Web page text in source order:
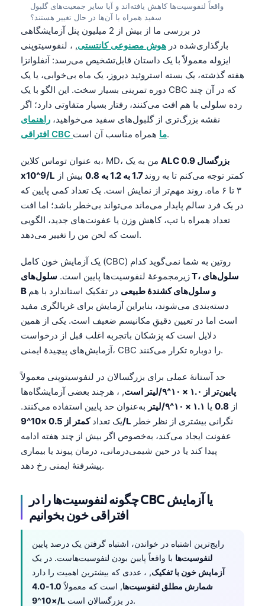
واقعاً لنفوسیت‌ها کاهش یافته‌اند و آیا سایر جمعیت‌های گلبول
سفید همراه با آن‌ها در حال تغییر هستند؟
در بررسی ما از بیش از 2 میلیون پنل آزمایشگاهی
بارگذاری‌شده در هوش مصنوعی کانتستی, ، لنفوسیتوپنی
ایزوله معمولاً با یک داستان قابل‌تشخیص می‌رسد: آنفلوانزا
هفته گذشته، یک بسته استروئید دیروز، یک ماه بی‌خوابی، یا یک
دوره تمرینی بسیار سخت. این الگو با یک CBC که در آن چند
رده سلولی با هم افت می‌کنند، رفتار بسیار متفاوتی دارد؛ اگر
نقشه بزرگ‌تری از گلبول‌های سفید می‌خواهید، راهنمای
افتراقی CBC ماهمراه مناسب آن است.
ALC بزرگسال 0.9
x10^9/L
کمتر توجه می‌کنم تا به روند1.7 به 1.2 به 0.8
بیش از
۳ تا ۶ ماه. روند مهم‌تر از نمایش است. یک تعداد کمی پایین که
در یک فرد سالم پایدار می‌ماند می‌تواند بی‌خطر باشد؛ اما افت
تعداد همراه با تب، کاهش وزن یا عفونت‌های جدید، الگویی
است که لحن من را تغییر می‌دهد.
یک آزمایش خون کامل (CBC) روتین به شما نمی‌گوید کدام
زیرمجموعهٔ لنفوسیت‌ها پایین است. سلول‌های T، سلول‌های
B و سلول‌های کشندهٔ طبیعی در تفکیک استاندارد با هم
دسته‌بندی می‌شوند، بنابراین آزمایش برای غربالگری مفید
است اما در تعیین دقیقِ مکانیسم ضعیف است. یکی از همین
دلایل است که پزشکان باتجربه اغلب قبل از درخواست
آزمایش‌های پیچیدهٔ ایمنی، CBC را دوباره تکرار می‌کنند.
حد آستانهٔ عملی برای بزرگسالان در لنفوسیتوپنی معمولاً
پایین‌تر از ۱.۰ × ۱۰^۹/لیتر است
, ، هرچند بعضی آزمایشگاه‌ها
از 0.8 یا ۱.۱ × ۱۰^۹/لیتر
به‌عنوان حد پایین استفاده می‌کنند.
یک تعدادکمتر از 0.5 ×10^9/L
عفونت ایجاد می‌کند، به‌خصوص اگر بیش از چند هفته ادامه
پیدا کند یا در حین شیمی‌درمانی، درمان پیوند یا بیماری
پیشرفتهٔ ایمنی رخ دهد.
چگونه لنفوسیت‌ها را در CBC یا آزمایش
افتراقی خون بخوانیم
رایج‌ترین اشتباه در خواندن، اشتباه گرفتن یک درصد پایین
لنفوسیت‌ها با واقعاً پایین بودن لنفوسیت‌هاست. در یک
آزمایش خون با تفکیک, ، عددی که بیشترین اهمیت را دارد
شمارش مطلق لنفوسیت‌ها, است که معمولاً
1.0-4.0
×10^9/L
در بزرگسالان است.